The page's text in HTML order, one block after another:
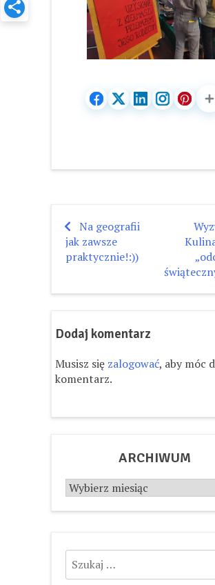
Nawigacja
wpisu
Na geografii
jak zawsze
praktycznie!:))
Dodaj komentarz
Musisz się zalogować, aby móc
komentarz.
ARCHIWUM
Archiwum
Szukaj: